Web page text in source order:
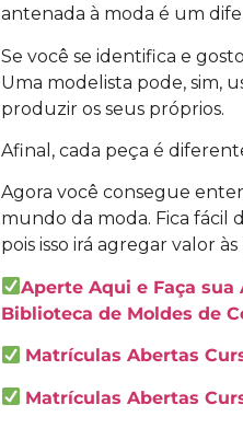
antenada à moda é um
Se você se identifica e
Uma modelista pode, sim,
produzir os seus próprios.
Afinal, cada peça é
Agora você consegue
mundo da moda. Fica fácil
pois isso irá agregar valor
Aperte Aqui e Faça sua
Biblioteca de Moldes de
Matrículas Abertas
Matrículas Abertas